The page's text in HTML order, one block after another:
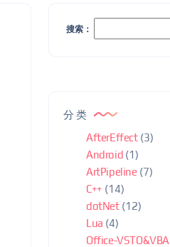
搜索：
分类
AfterEffect(3)
Android (1)
ArtPipeline (7)
C++ (14)
dotNet(12)
Lua (4)
Office-VSTO&VBA